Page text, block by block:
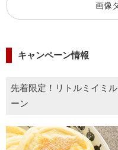
画像
キャンペーン情報
先着限定！リトルミイミ
ーン